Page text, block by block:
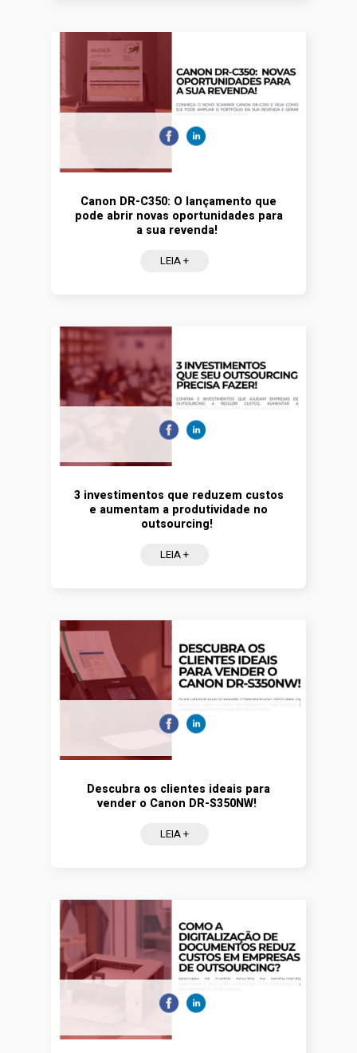
Canon DR-C350: O lançamento que
pode abrir novas oportunidades para
a sua revenda!
LEIA +
3 investimentos que reduzem custos
e aumentam a produtividade no
outsourcing!
LEIA +
Descubra os clientes ideais para
vender o Canon DR-S350NW!
LEIA +